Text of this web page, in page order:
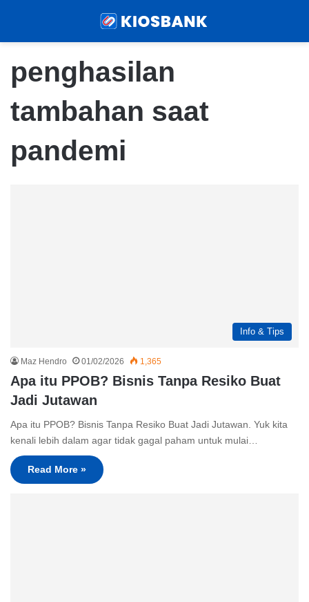
penghasilan
tambahan saat
pandemi
Info & Tips
Maz Hendro 01/02/2026 1,365
Apa itu PPOB? Bisnis Tanpa Resiko Buat
Jadi Jutawan
Apa itu PPOB? Bisnis Tanpa Resiko Buat Jadi Jutawan. Yuk kita
kenali lebih dalam agar tidak gagal paham untuk mulai…
Read More »